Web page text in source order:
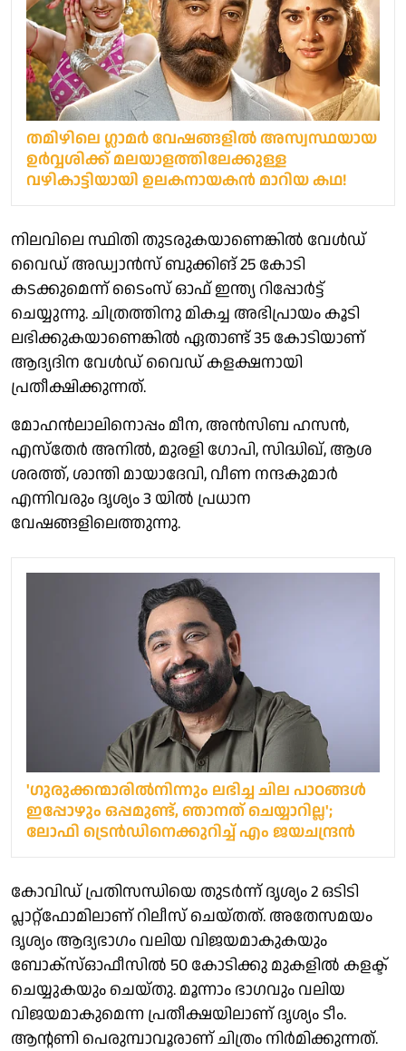
തമിഴിലെ ഗ്ലാമർ വേഷങ്ങളിൽ അസ്വസ്ഥയായ
ഉർവ്വശിക്ക് മലയാളത്തിലേക്കുള്ള
വഴികാട്ടിയായി ഉലകനായകൻ മാറിയ കഥ!
നിലവിലെ സ്ഥിതി തുടരുകയാണെങ്കിൽ വേൾഡ്
വൈഡ് അഡ്വാൻസ് ബുക്കിങ് 25 കോടി
കടക്കുമെന്ന് ടൈംസ് ഓഫ് ഇന്ത്യ റിപ്പോർട്ട്
ചെയ്യുന്നു. ചിത്രത്തിനു മികച്ച അഭിപ്രായം കൂടി
ലഭിക്കുകയാണെങ്കിൽ ഏതാണ്ട് 35 കോടിയാണ്
ആദ്യദിന വേൾഡ് വൈഡ് കളക്ഷനായി
പ്രതീക്ഷിക്കുന്നത്.
മോഹൻലാലിനൊപ്പം മീന, അൻസിബ ഹസൻ,
എസ്‌തേർ അനിൽ, മുരളി ഗോപി, സിദ്ധിഖ്, ആശ
ശരത്ത്, ശാന്തി മായാദേവി, വീണ നന്ദകുമാർ
എന്നിവരും ദൃശ്യം 3 യിൽ പ്രധാന
വേഷങ്ങളിലെത്തുന്നു.
'ഗുരുക്കന്മാരില്‍നിന്നും ലഭിച്ച ചില പാഠങ്ങള്‍
ഇപ്പോഴും ഒപ്പമുണ്ട്, ഞാനത് ചെയ്യാറില്ല';
ലോഫി ട്രെൻഡിനെക്കുറിച്ച് എം ജയചന്ദ്രൻ
കോവിഡ് പ്രതിസന്ധിയെ തുടർന്ന് ദൃശ്യം 2 ഒടിടി
പ്ലാറ്റ്‌ഫോമിലാണ് റിലീസ് ചെയ്തത്. അതേസമയം
ദൃശ്യം ആദ്യഭാഗം വലിയ വിജയമാകുകയും
ബോക്‌സ്ഓഫീസിൽ 50 കോടിക്കു മുകളിൽ കളക്ട്
ചെയ്യുകയും ചെയ്തു. മൂന്നാം ഭാഗവും വലിയ
വിജയമാകുമെന്ന പ്രതീക്ഷയിലാണ് ദൃശ്യം ടീം.
ആന്റണി പെരുമ്പാവൂരാണ് ചിത്രം നിർമിക്കുന്നത്.